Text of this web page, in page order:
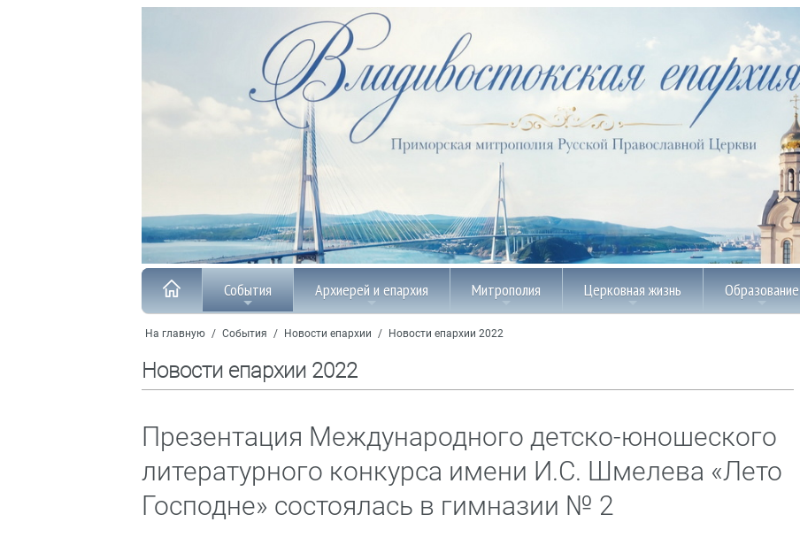
События Архиерей и епархия Митрополия Церковная жизнь Образование
На главную / События / Новости епархии / Новости епархии 2022
Новости епархии 2022
Презентация Международного детско-юношеского
литературного конкурса имени И.С. Шмелева «Лето
Господне» состоялась в гимназии № 2